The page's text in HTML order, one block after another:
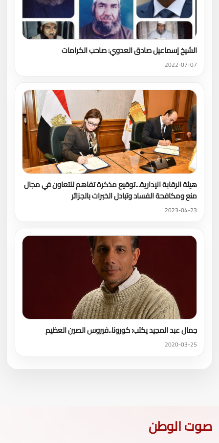
الشيخ إسماعيل صادق العدوي: صاحب الكرامات
2022-07-07
هيئة الرقابة الإدارية...توقيع مذكرة تفاهم للتعاون في مجال
منع ومكافحة الفساد وتبادل الخبرات بالجزائر
2023-04-23
جمال عبد المجيد يكتب: كورونا..فيروس الصين العظيم
2020-03-25
صوت الوطن